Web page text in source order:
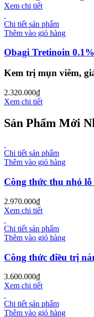
Xem chi tiết
Chi tiết sản phẩm
Thêm vào giỏ hàng
Obagi Tretinoin 0.1%
Kem trị mụn viêm,
2.320.000₫
Xem chi tiết
Sản Phẩm Mới
Chi tiết sản phẩm
Thêm vào giỏ hàng
Công thức thu nhỏ
2.970.000₫
Xem chi tiết
Chi tiết sản phẩm
Thêm vào giỏ hàng
Công thức điều trị
3.600.000₫
Xem chi tiết
Chi tiết sản phẩm
Thêm vào giỏ hàng